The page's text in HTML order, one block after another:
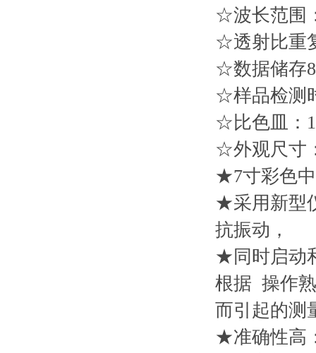
☆波长范围
☆透射比重
☆数据储存
☆样品检测
☆比色皿：
☆外观尺寸
★7寸彩色
★采用新型
抗振动，
★同时启动
根据 操作
而引起的测
★准确性高